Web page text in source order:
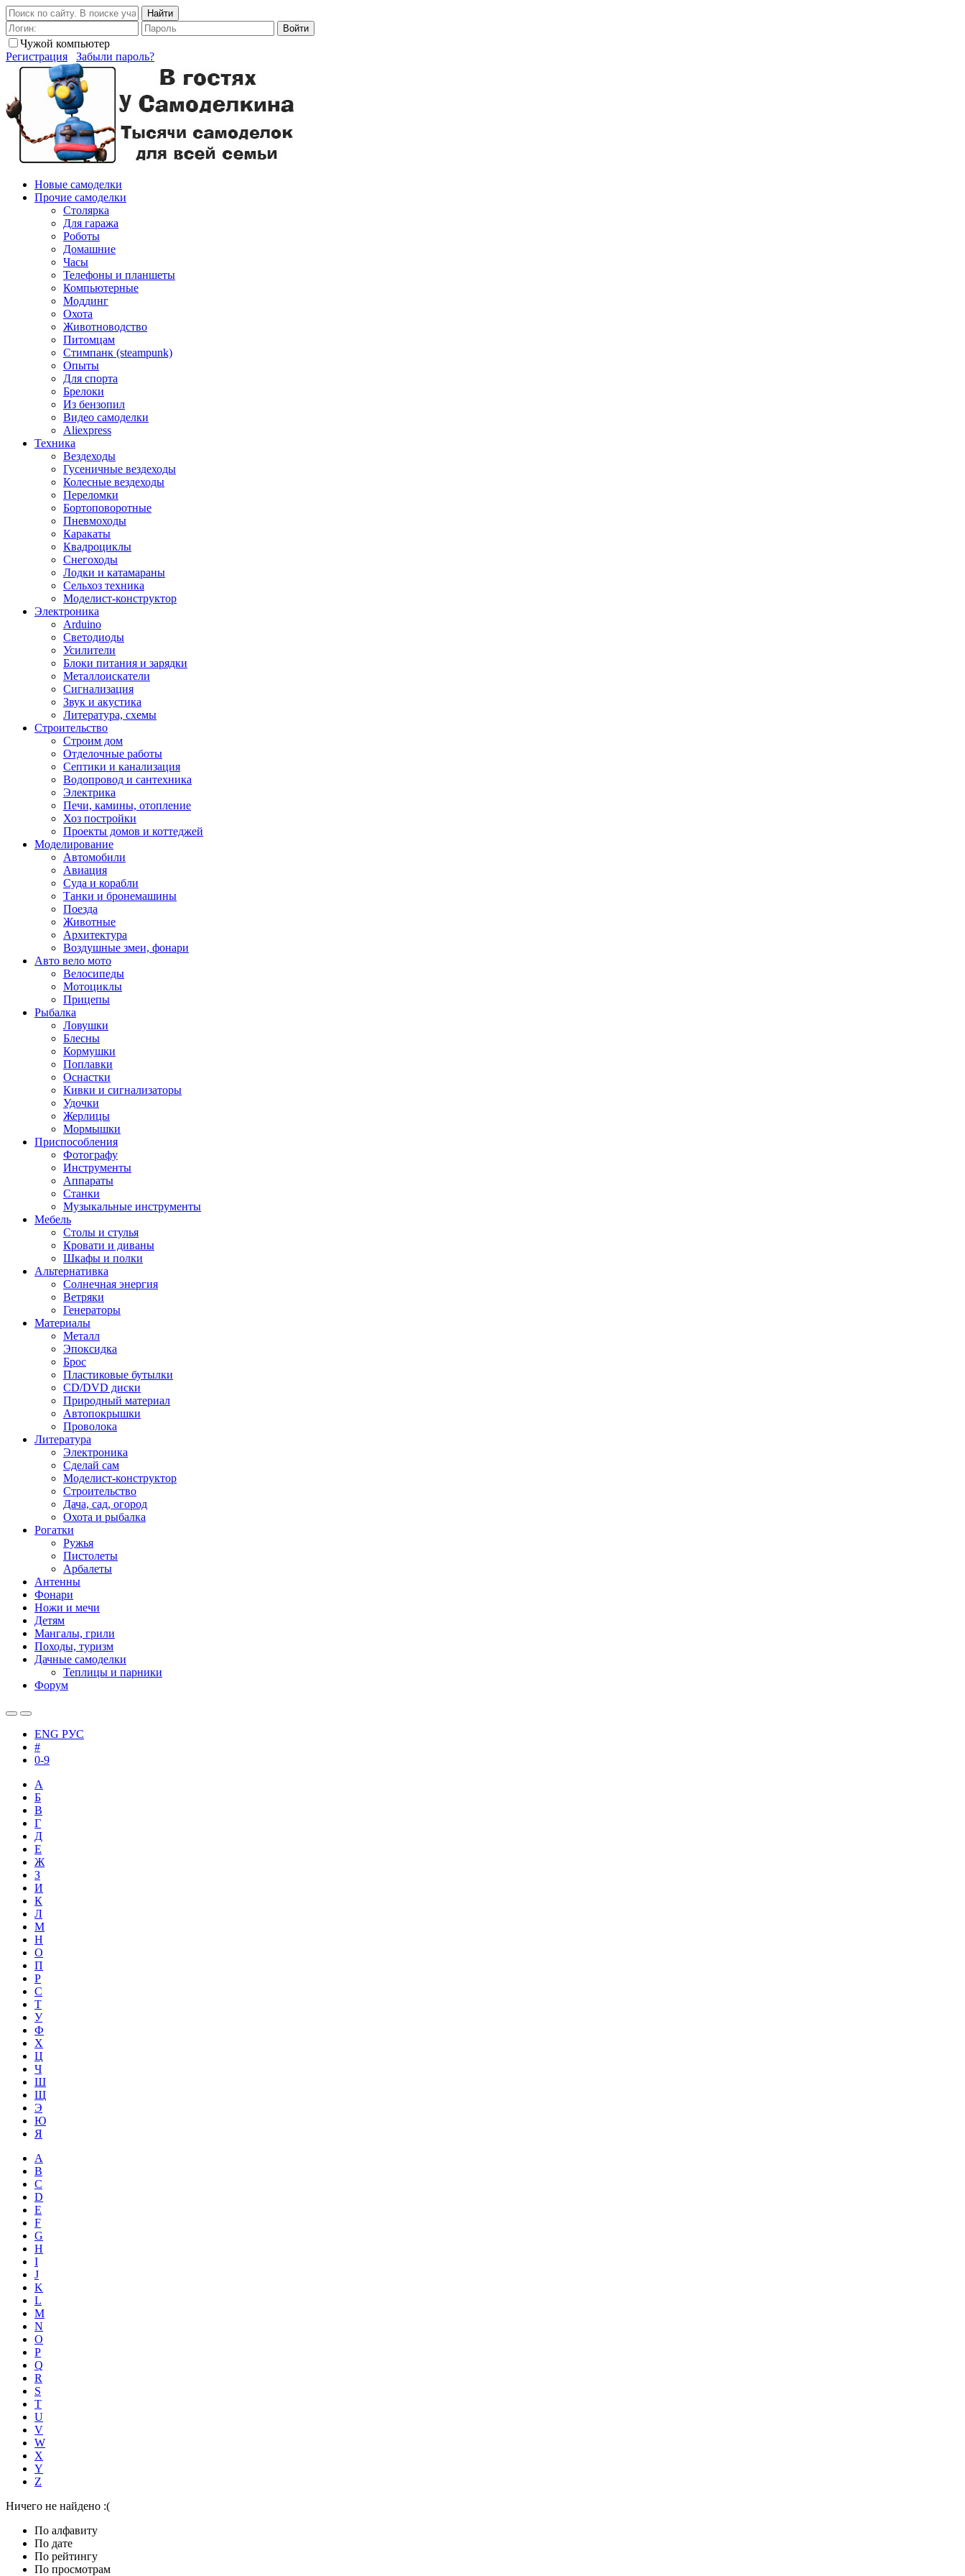
Найти
Войти
Чужой компьютер
Регистрация
Забыли пароль?
Новые самоделки
Прочие самоделки
Столярка
Для гаража
Роботы
Домашние
Часы
Телефоны и планшеты
Компьютерные
Моддинг
Охота
Животноводство
Питомцам
Стимпанк (steampunk)
Опыты
Для спорта
Брелоки
Из бензопил
Видео самоделки
Aliexpress
Техника
Вездеходы
Гусеничные вездеходы
Колесные вездеходы
Переломки
Бортоповоротные
Пневмоходы
Каракаты
Квадроциклы
Снегоходы
Лодки и катамараны
Сельхоз техника
Моделист-конструктор
Электроника
Arduino
Светодиоды
Усилители
Блоки питания и зарядки
Металлоискатели
Сигнализация
Звук и акустика
Литература, схемы
Строительство
Строим дом
Отделочные работы
Септики и канализация
Водопровод и сантехника
Электрика
Печи, камины, отопление
Хоз постройки
Проекты домов и коттеджей
Моделирование
Автомобили
Авиация
Суда и корабли
Танки и бронемашины
Поезда
Животные
Архитектура
Воздушные змеи, фонари
Авто вело мото
Велосипеды
Мотоциклы
Прицепы
Рыбалка
Ловушки
Блесны
Кормушки
Поплавки
Оснастки
Кивки и сигнализаторы
Удочки
Жерлицы
Мормышки
Приспособления
Фотографу
Инструменты
Аппараты
Станки
Музыкальные инструменты
Мебель
Столы и стулья
Кровати и диваны
Шкафы и полки
Альтернативка
Солнечная энергия
Ветряки
Генераторы
Материалы
Металл
Эпоксидка
Брос
Пластиковые бутылки
CD/DVD диски
Природный материал
Автопокрышки
Проволока
Литература
Электроника
Сделай сам
Моделист-конструктор
Строительство
Дача, сад, огород
Охота и рыбалка
Рогатки
Ружья
Пистолеты
Арбалеты
Антенны
Фонари
Ножи и мечи
Детям
Мангалы, грили
Походы, туризм
Дачные самоделки
Теплицы и парники
Форум
ENG РУС
#
0-9
А
Б
В
Г
Д
Е
Ж
З
И
К
Л
М
Н
О
П
Р
С
Т
У
Ф
Х
Ц
Ч
Ш
Щ
Э
Ю
Я
A
B
C
D
E
F
G
H
I
J
K
L
M
N
O
P
Q
R
S
T
U
V
W
X
Y
Z
Ничего не найдено :(
По алфавиту
По дате
По рейтингу
По просмотрам